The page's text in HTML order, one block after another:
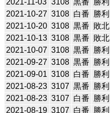
2021-10-27 3108 白番 勝利
2021-10-20 3108 黒番 敗北
2021-10-13 3108 黒番 敗北
2021-10-07 3108 黒番 勝利
2021-09-27 3108 黒番 勝利
2021-09-01 3108 白番 勝利
2021-08-23 3107 黒番 勝利
2021-08-23 3107 白番 勝利
2021-08-19 3107 白番 勝利